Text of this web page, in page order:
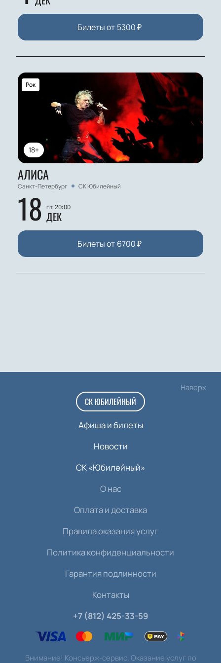
Билеты от 5300₽
18+
Рок
АЛИСА
Санкт-Петербург СК Юбилейный
18 пт, 20:00
ДЕК
Билеты от 6700₽
Наверх
СК ЮБИЛЕЙНЫЙ
Афиша и билеты
Новости
СК «Юбилейный»
О нас
Оплата и доставка
Правила оказания услуг
Политика конфиденциальности
Гарантия подлинности
Контакты
+7 (812) 425-33-59
Внимание! Консьерж-сервис. Оказание услуг по